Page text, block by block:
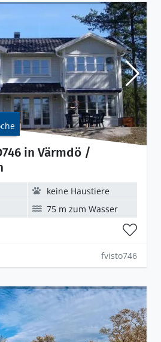
in Värmdö /
keine Haustiere
75 m zum Wasser
fvisto746